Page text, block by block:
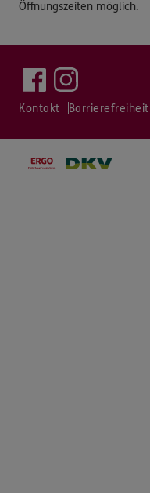
Öffnungszeiten möglich.
Kontakt Barrierefreiheit